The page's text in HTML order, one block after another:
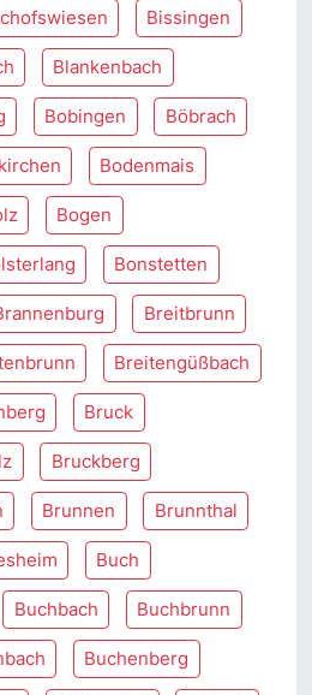
Bissingen
Blankenbach
Bobingen Böbrach
Bodenmais
Bogen
Bonstetten
Breitbrunn
Breitengüßbach
Bruck
Bruckberg
Brunnen Brunnthal
Buch
Buchbach Buchbrunn
Buchenberg